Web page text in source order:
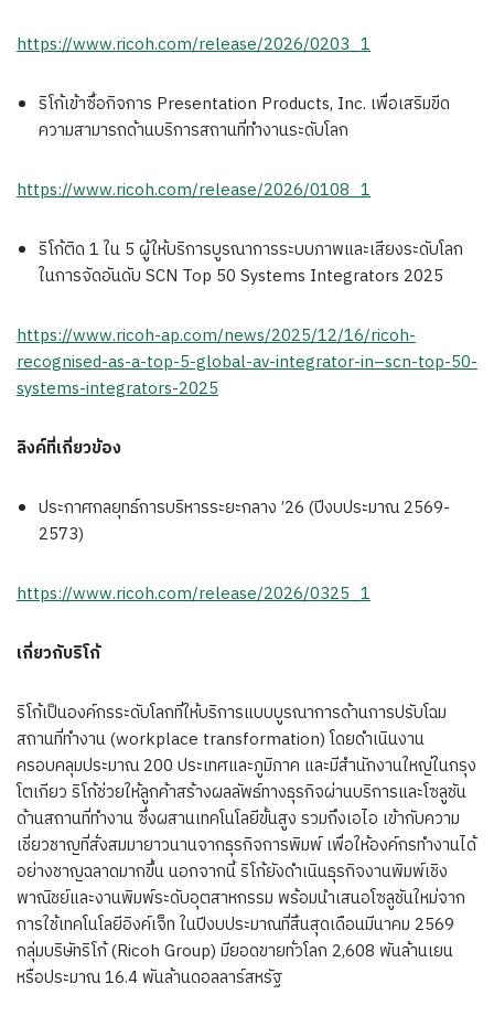
https://www.ricoh.com/release/2026/0203_1
ริโก้เข้าซื้อกิจการ Presentation Products, Inc. เพื่อเสริมขีด
ความสามารถด้านบริการสถานที่ทำงานระดับโลก
https://www.ricoh.com/release/2026/0108_1
ริโก้ติด 1 ใน 5 ผู้ให้บริการบูรณาการระบบภาพและเสียงระดับโลก
ในการจัดอันดับ SCN Top 50 Systems Integrators 2025
https://www.ricoh-ap.com/news/2025/12/16/ricoh-
recognised-as-a-top-5-global-av-integrator-in–scn-top-50-
systems-integrators-2025
ลิงค์ที่เกี่ยวข้อง
ประกาศกลยุทธ์การบริหารระยะกลาง ’26 (ปีงบประมาณ 2569-
2573)
https://www.ricoh.com/release/2026/0325_1
เกี่ยวกับริโก้
ริโก้เป็นองค์กรระดับโลกที่ให้บริการแบบบูรณาการด้านการปรับโฉม
สถานที่ทำงาน (workplace transformation) โดยดำเนินงาน
ครอบคลุมประมาณ 200 ประเทศและภูมิภาค และมีสำนักงานใหญ่ในกรุง
โตเกียว ริโก้ช่วยให้ลูกค้าสร้างผลลัพธ์ทางธุรกิจผ่านบริการและโซลูชัน
ด้านสถานที่ทำงาน ซึ่งผสานเทคโนโลยีขั้นสูง รวมถึงเอไอ เข้ากับความ
เชี่ยวชาญที่สั่งสมมายาวนานจากธุรกิจการพิมพ์ เพื่อให้องค์กรทำงานได้
อย่างชาญฉลาดมากขึ้น นอกจากนี้ ริโก้ยังดำเนินธุรกิจงานพิมพ์เชิง
พาณิชย์และงานพิมพ์ระดับอุตสาหกรรม พร้อมนำเสนอโซลูชันใหม่จาก
การใช้เทคโนโลยีอิงค์เจ็ท ในปีงบประมาณที่สิ้นสุดเดือนมีนาคม 2569
กลุ่มบริษัทริโก้ (Ricoh Group) มียอดขายทั่วโลก 2,608 พันล้านเยน
หรือประมาณ 16.4 พันล้านดอลลาร์สหรัฐ